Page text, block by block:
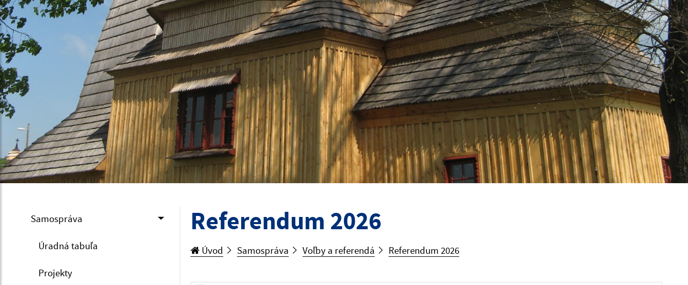
Samospráva
Úradná tabuľa
Projekty
Referendum 2026
Úvod Samospráva Voľby a referendá Referendum 2026